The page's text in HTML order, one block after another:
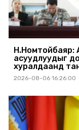
Н.Номтойбаяр:
асуудлуудыг
хуралдаанд
2026-08-06 16:26:00